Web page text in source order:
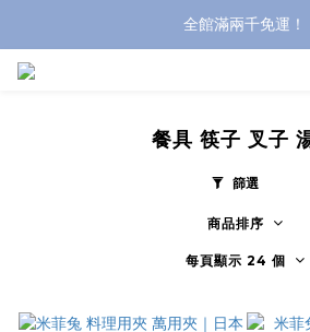
全館滿兩千免運！
登入購買，立即接收出
餐具 筷子 叉子
篩選
商品排序
每頁顯示 24 個